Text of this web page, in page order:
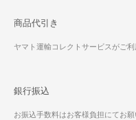
商品代引き
ヤマト運輸コレクトサービスがご
銀行振込
お振込手数料はお客様負担にてお願